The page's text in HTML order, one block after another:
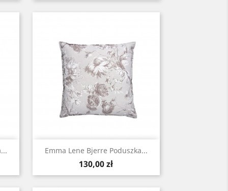
Emma Lene Bjerre Poduszka...
Cena
130,00 zł
Szybki podgląd